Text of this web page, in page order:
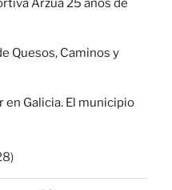
Arzúa 25 años de
Quesos, Caminos y
Galicia. El municipio